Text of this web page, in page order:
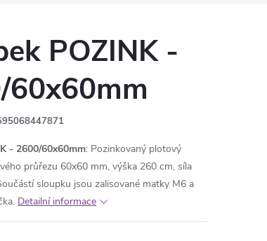
POZINK -
60x60mm
- 2600/60x60mm: Pozinkovaný plotový
průřezu 60x60 mm, výška 260 cm, síla
sloupku jsou zalisované matky M6 a
Detailní informace